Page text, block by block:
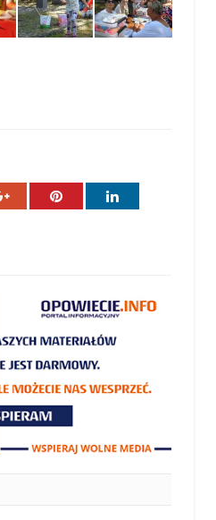
Google+ Pinterest LinkedIn